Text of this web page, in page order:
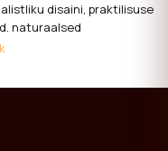
disaini, praktilisuse
naturaalsed
ning valgusküllase
riidekapid ja muud